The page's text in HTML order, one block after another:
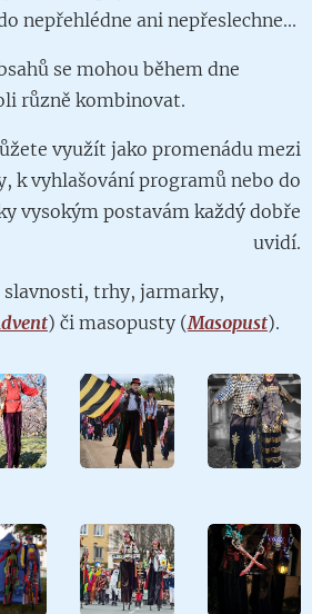
nepřehlédne ani nepřeslechne...
se mohou během dne
různě kombinovat.
využít jako promenádu mezi
k vyhlašování programů nebo do
vysokým postavám každý dobře
uvidí.
slavnosti, trhy, jarmarky,
) či masopusty (Masopust).